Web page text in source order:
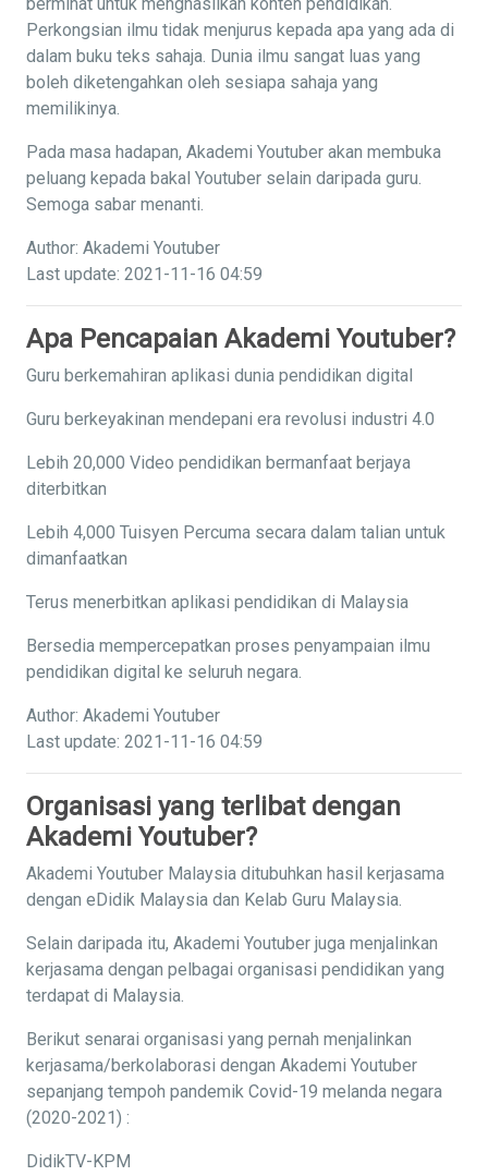
Perkongsian ilmu tidak menjurus kepada apa yang ada di
dalam buku teks sahaja. Dunia ilmu sangat luas yang
boleh diketengahkan oleh sesiapa sahaja yang
memilikinya.
Pada masa hadapan, Akademi Youtuber akan membuka
peluang kepada bakal Youtuber selain daripada guru.
Semoga sabar menanti.
Author: Akademi Youtuber
Last update: 2021-11-16 04:59
Apa Pencapaian Akademi Youtuber?
Guru berkemahiran aplikasi dunia pendidikan digital
Guru berkeyakinan mendepani era revolusi industri 4.0
Lebih 20,000 Video pendidikan bermanfaat berjaya
diterbitkan
Lebih 4,000 Tuisyen Percuma secara dalam talian untuk
dimanfaatkan
Terus menerbitkan aplikasi pendidikan di Malaysia
Bersedia mempercepatkan proses penyampaian ilmu
pendidikan digital ke seluruh negara.
Author: Akademi Youtuber
Last update: 2021-11-16 04:59
Organisasi yang terlibat dengan
Akademi Youtuber?
Akademi Youtuber Malaysia ditubuhkan hasil kerjasama
dengan eDidik Malaysia dan Kelab Guru Malaysia.
Selain daripada itu, Akademi Youtuber juga menjalinkan
kerjasama dengan pelbagai organisasi pendidikan yang
terdapat di Malaysia.
Berikut senarai organisasi yang pernah menjalinkan
kerjasama/berkolaborasi dengan Akademi Youtuber
sepanjang tempoh pandemik Covid-19 melanda negara
(2020-2021) :
DidikTV-KPM